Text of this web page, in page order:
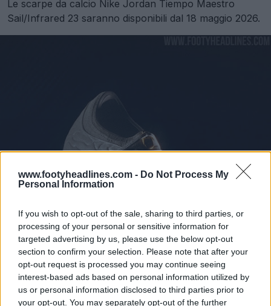
www.footyheadlines.com - Do Not Process My
Personal Information
If you wish to opt-out of the sale, sharing to third parties, or
processing of your personal or sensitive information for
targeted advertising by us, please use the below opt-out
section to confirm your selection. Please note that after your
opt-out request is processed you may continue seeing
interest-based ads based on personal information utilized by
us or personal information disclosed to third parties prior to
your opt-out. You may separately opt-out of the further
Le scarpe da calcio Nike Jordan Tiempo Maestro
Sail/Infrared 23 saranno disponibili dal 18 maggio 2026.